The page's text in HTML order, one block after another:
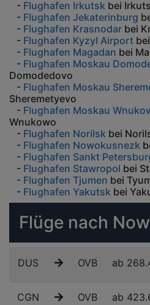
- Flughafen Irkutsk bei
- Flughafen Jekaterinburg
- Flughafen Krasnodar bei
- Flughafen Kyzyl Airport
- Flughafen Magadan bei
- Flughafen Moskau
Domodedovo
- Flughafen Moskau
Sheremetyevo
- Flughafen Moskau
Wnukowo
- Flughafen Norilsk bei
- Flughafen Nowokusnezk
- Flughafen Sankt
- Flughafen Stawropol bei
- Flughafen Tjumen bei
- Flughafen Yakutsk bei
Flüge nach
DUS OVB ab
CGN OVB ab